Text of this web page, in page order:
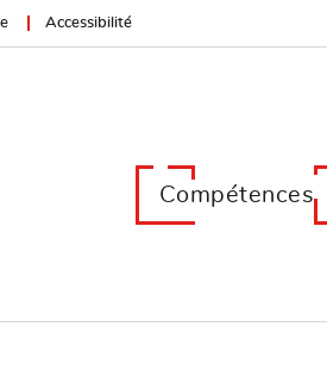
Accessibilité
Compétences